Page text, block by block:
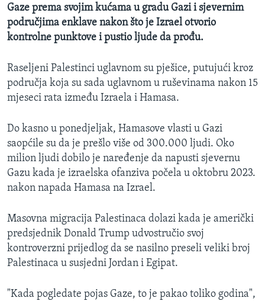
Gaze prema svojim kućama u gradu Gazi i sjevernim
područjima enklave nakon što je Izrael otvorio
kontrolne punktove i pustio ljude da prođu.
Raseljeni Palestinci uglavnom su pješice, putujući kroz
područja koja su sada uglavnom u ruševinama nakon 15
mjeseci rata između Izraela i Hamasa.
Do kasno u ponedjeljak, Hamasove vlasti u Gazi
saopćile su da je prešlo više od 300.000 ljudi. Oko
milion ljudi dobilo je naređenje da napusti sjevernu
Gazu kada je izraelska ofanziva počela u oktobru 2023.
nakon napada Hamasa na Izrael.
Masovna migracija Palestinaca dolazi kada je američki
predsjednik Donald Trump udvostručio svoj
kontroverzni prijedlog da se nasilno preseli veliki broj
Palestinaca u susjedni Jordan i Egipat.
"Kada pogledate pojas Gaze, to je pakao toliko godina",